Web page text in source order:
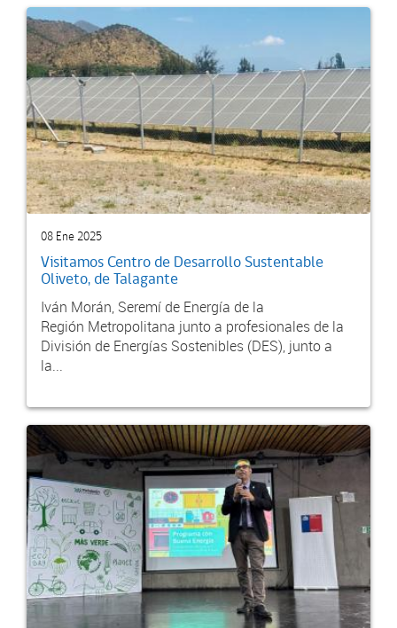
08 Ene 2025
Visitamos Centro de Desarrollo Sustentable
Oliveto, de Talagante
Iván Morán, Seremí de Energía de la
Región Metropolitana junto a profesionales de la
División de Energías Sostenibles (DES), junto a
la...